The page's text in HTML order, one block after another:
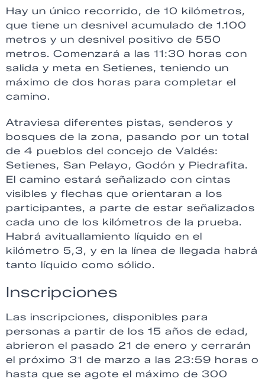
Hay un único recorrido, de 10 kilómetros,
que tiene un desnivel acumulado de 1.100
metros y un desnivel positivo de 550
metros. Comenzará a las 11:30 horas con
salida y meta en Setienes, teniendo un
máximo de dos horas para completar el
camino.
Atraviesa diferentes pistas, senderos y
bosques de la zona, pasando por un total
de 4 pueblos del concejo de Valdés:
Setienes, San Pelayo, Godón y Piedrafita.
El camino estará señalizado con cintas
visibles y flechas que orientaran a los
participantes, a parte de estar señalizados
cada uno de los kilómetros de la prueba.
Habrá avituallamiento líquido en el
kilómetro 5,3, y en la línea de llegada habrá
tanto líquido como sólido.
Inscripciones
Las inscripciones, disponibles para
personas a partir de los 15 años de edad,
abrieron el pasado 21 de enero y cerrarán
el próximo 31 de marzo a las 23:59 horas o
hasta que se agote el máximo de 300